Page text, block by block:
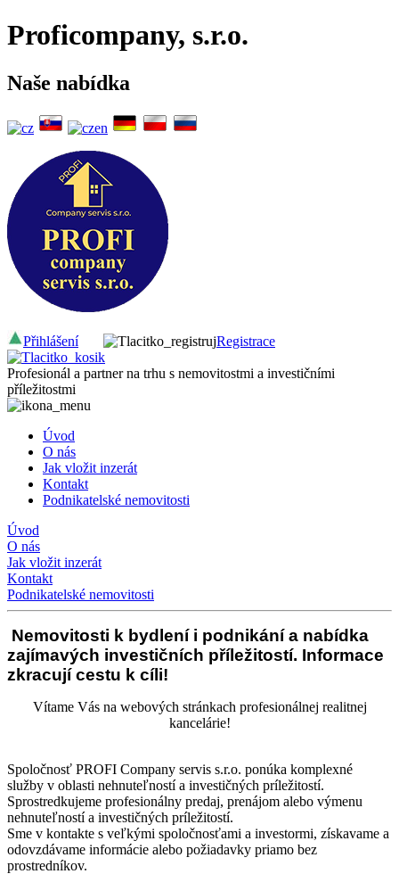
Proficompany, s.r.o.
Naše nabídka
Přihlášení Registrace
Profesionál a partner na trhu s nemovitostmi a investičními
příležitostmi
Úvod
O nás
Jak vložit inzerát
Kontakt
Podnikatelské nemovitosti
Úvod
O nás
Jak vložit inzerát
Kontakt
Podnikatelské nemovitosti
Nemovitosti k bydlení i podnikání a nabídka
zajímavých investičních příležitostí. Informace
zkracují cestu k cíli!
Vítame Vás na webových stránkach profesionálnej realitnej
kancelárie!
Spoločnosť PROFI Company servis s.r.o. ponúka komplexné
služby v oblasti nehnuteľností a investičných príležitostí.
Sprostredkujeme profesionálny predaj, prenájom alebo výmenu
nehnuteľností a investičných príležitostí.
Sme v kontakte s veľkými spoločnosťami a investormi, získavame a
odovzdávame informácie alebo požiadavky priamo bez
prostredníkov.